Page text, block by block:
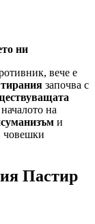
ни
вече е
започва с
на
и
човешки
Пастир